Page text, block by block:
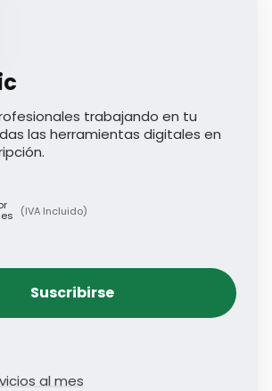
trabajando en tu
las herramientas digitales en
(IVA Incluido)
Suscribirse
al mes